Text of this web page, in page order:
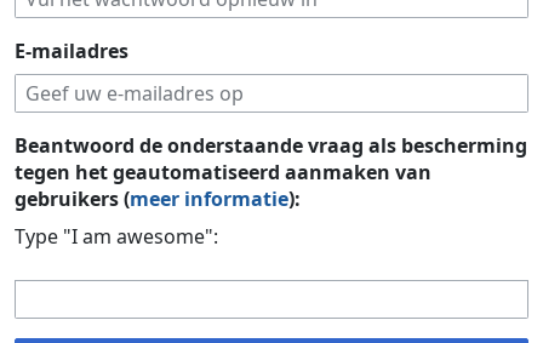
E-mailadres
Beantwoord de onderstaande vraag als bescherming
tegen het geautomatiseerd aanmaken van
gebruikers (meer informatie):
Type "I am awesome":